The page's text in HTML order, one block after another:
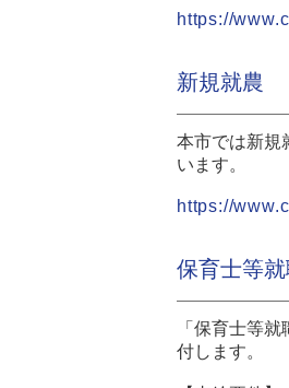
https://
新規就農
本市では新規
います。
https://
保育士等
「保育士等
付します。